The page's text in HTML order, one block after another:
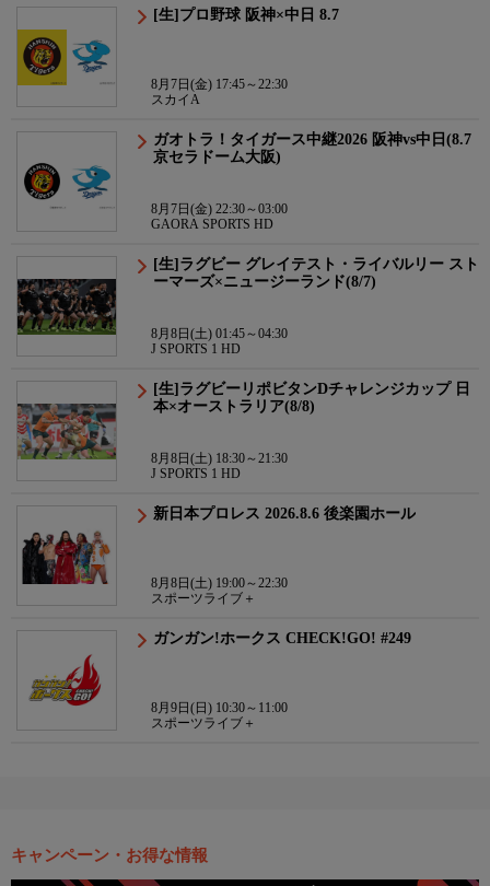
[生]プロ野球 阪神×中日 8.7
8月7日(金) 17:45～22:30
スカイA
ガオトラ！タイガース中継2026 阪神vs中日(8.7
京セラドーム大阪)
8月7日(金) 22:30～03:00
GAORA SPORTS HD
[生]ラグビー グレイテスト・ライバルリー スト
ーマーズ×ニュージーランド(8/7)
8月8日(土) 01:45～04:30
J SPORTS 1 HD
[生]ラグビーリポビタンDチャレンジカップ 日
本×オーストラリア(8/8)
8月8日(土) 18:30～21:30
J SPORTS 1 HD
新日本プロレス 2026.8.6 後楽園ホール
8月8日(土) 19:00～22:30
スポーツライブ＋
ガンガン!ホークス CHECK!GO! #249
8月9日(日) 10:30～11:00
スポーツライブ＋
キャンペーン・お得な情報